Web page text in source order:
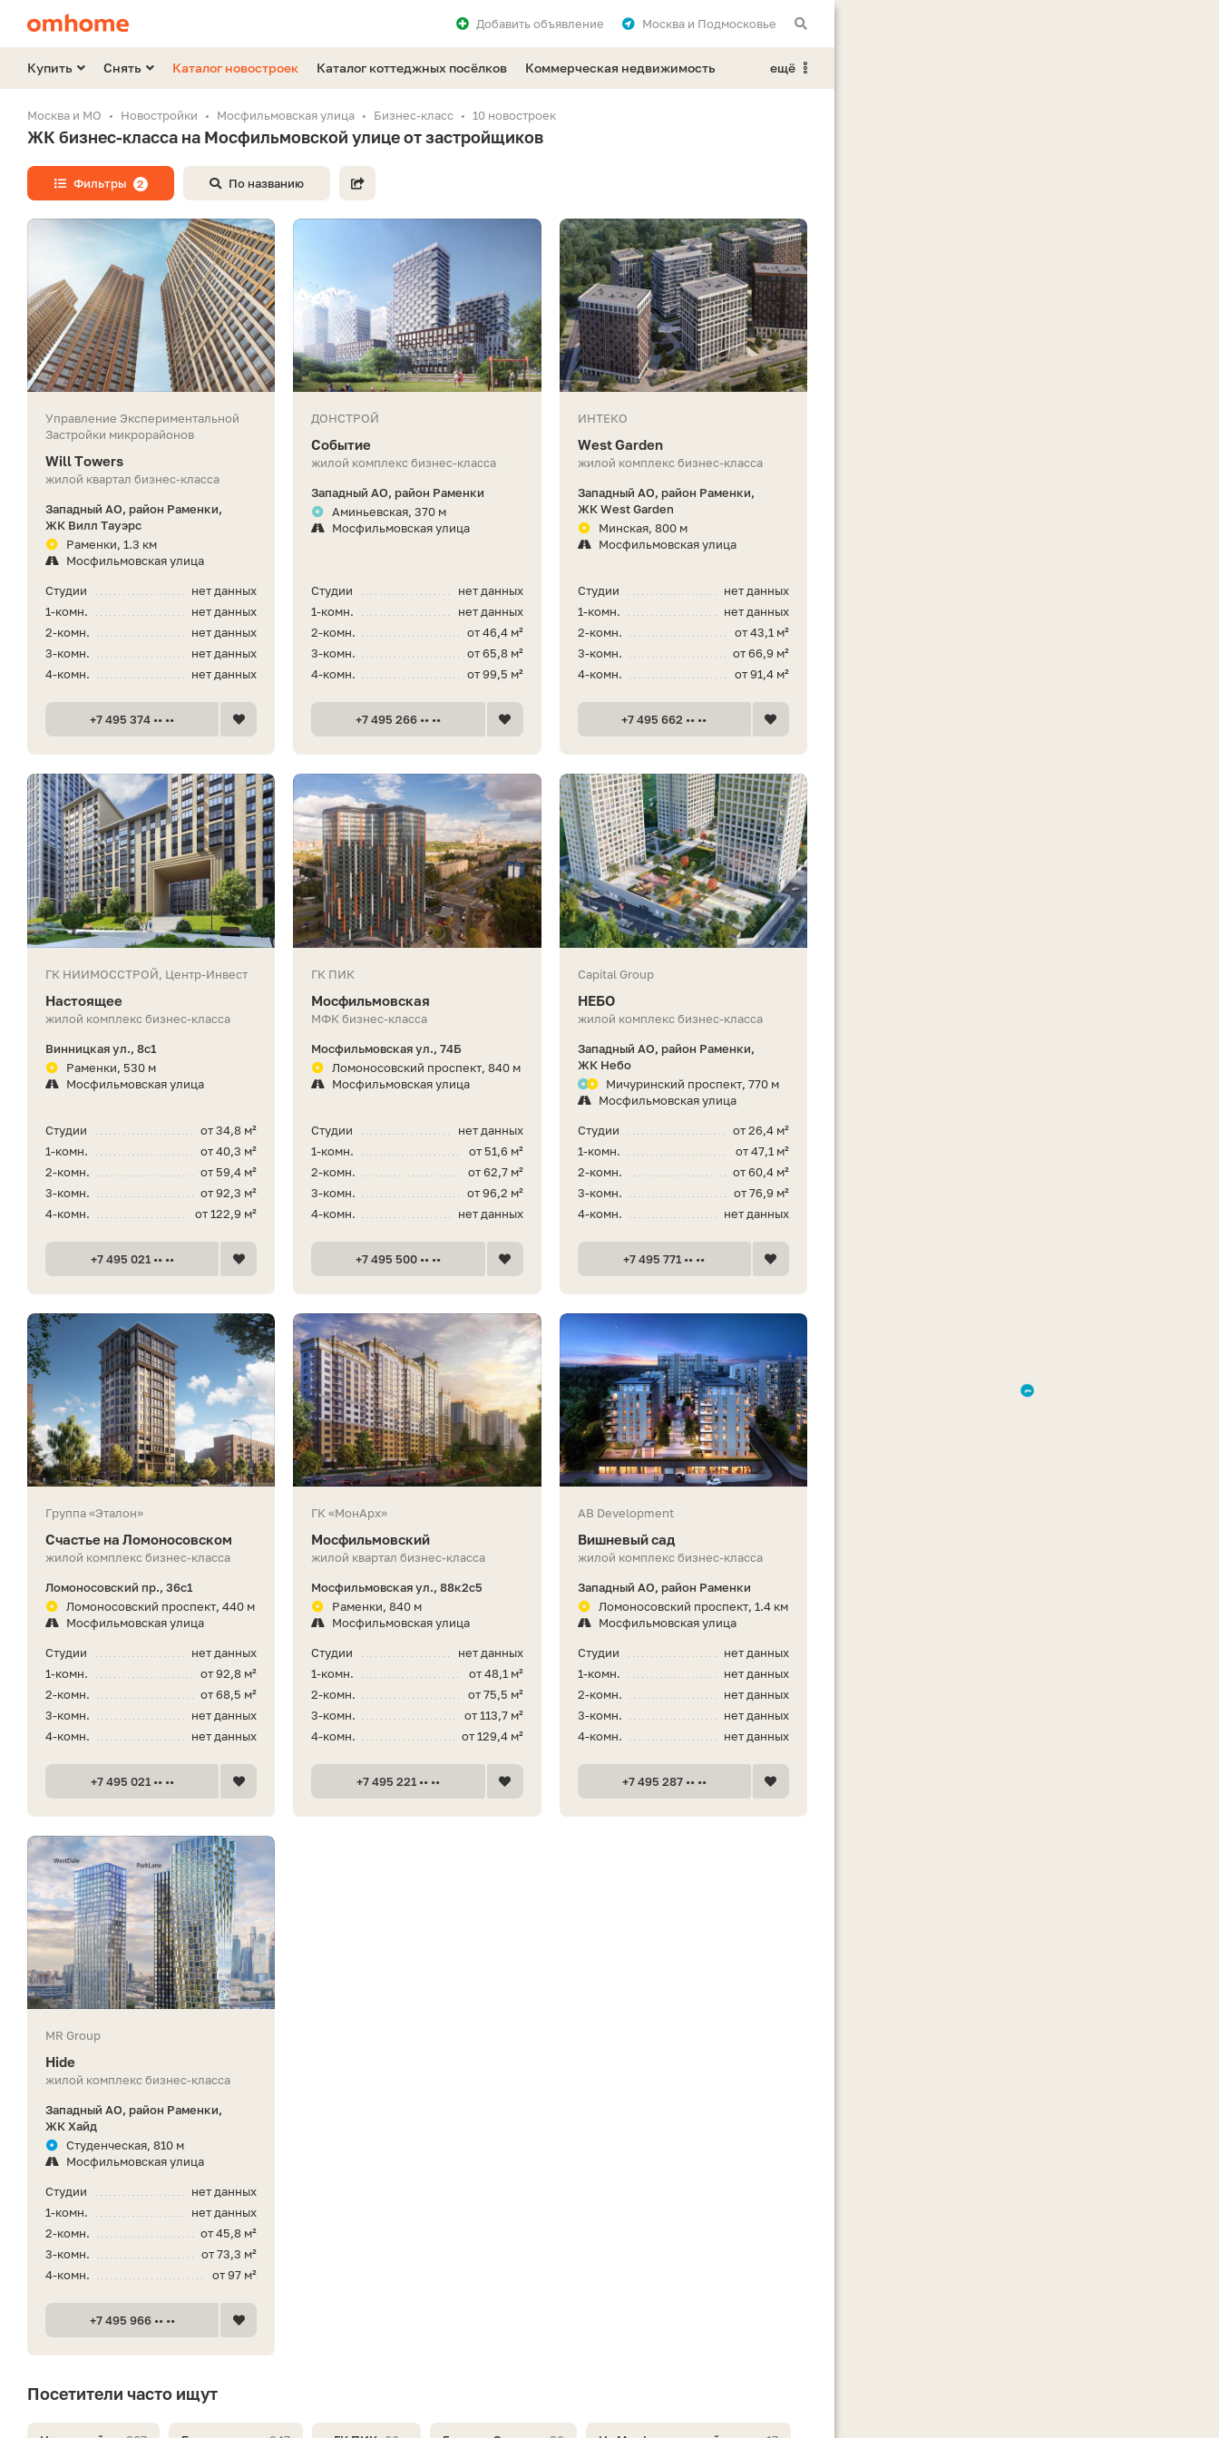
Москва и Подмосковье
Добавитьобъявление
Купить Снять Каталог новостроек Каталог коттеджных посёлков Коммерческая недвижимость ещё
Москва и МО Новостройки Мосфильмовская улица Бизнес-класс 10 новостроек
ЖК бизнес-класса на Мосфильмовской улице от застройщиков
Фильтры 2 По названию
Посетители часто ищут
Управление Экспериментальной
Застройки микрорайонов
Will Towers
жилой квартал бизнес-класса
Западный АО, район Раменки,
ЖК Вилл Тауэрс
Раменки, 1.3 км
Мосфильмовская улица
нет данных
Студии
нет данных
1-комн.
нет данных
2-комн.
нет данных
3-комн.
нет данных
4-комн.
+7 495 374 •• ••
ДОНСТРОЙ
Событие
жилой комплекс бизнес-класса
Западный АО, район Раменки
Аминьевская, 370 м
Мосфильмовская улица
нет данных
Студии
нет данных
1-комн.
от 46,4 м²
2-комн.
от 65,8 м²
3-комн.
от 99,5 м²
4-комн.
+7 495 266 •• ••
ИНТЕКО
West Garden
жилой комплекс бизнес-класса
Западный АО, район Раменки,
ЖК West Garden
Минская, 800 м
Мосфильмовская улица
нет данных
Студии
нет данных
1-комн.
от 43,1 м²
2-комн.
от 66,9 м²
3-комн.
от 91,4 м²
4-комн.
+7 495 662 •• ••
ГК НИИМОССТРОЙ, Центр-Инвест
Настоящее
жилой комплекс бизнес-класса
Винницкая ул., 8с1
Раменки, 530 м
Мосфильмовская улица
от 34,8 м²
Студии
от 40,3 м²
1-комн.
от 59,4 м²
2-комн.
от 92,3 м²
3-комн.
от 122,9 м²
4-комн.
+7 495 021 •• ••
ГК ПИК
Мосфильмовская
МФК бизнес-класса
Мосфильмовская ул., 74Б
Ломоносовский проспект, 840 м
Мосфильмовская улица
нет данных
Студии
от 51,6 м²
1-комн.
от 62,7 м²
2-комн.
от 96,2 м²
3-комн.
нет данных
4-комн.
+7 495 500 •• ••
Capital Group
НЕБО
жилой комплекс бизнес-класса
Западный АО, район Раменки,
ЖК Небо
Мичуринский проспект, 770 м
Мосфильмовская улица
от 26,4 м²
Студии
от 47,1 м²
1-комн.
от 60,4 м²
2-комн.
от 76,9 м²
3-комн.
нет данных
4-комн.
+7 495 771 •• ••
Группа «Эталон»
Счастье на Ломоносовском
жилой комплекс бизнес-класса
Ломоносовский пр., 36с1
Ломоносовский проспект, 440 м
Мосфильмовская улица
нет данных
Студии
от 92,8 м²
1-комн.
от 68,5 м²
2-комн.
нет данных
3-комн.
нет данных
4-комн.
+7 495 021 •• ••
ГК «МонАрх»
Мосфильмовский
жилой квартал бизнес-класса
Мосфильмовская ул., 88к2с5
Раменки, 840 м
Мосфильмовская улица
нет данных
Студии
от 48,1 м²
1-комн.
от 75,5 м²
2-комн.
от 113,7 м²
3-комн.
от 129,4 м²
4-комн.
+7 495 221 •• ••
AB Development
Вишневый сад
жилой комплекс бизнес-класса
Западный АО, район Раменки
Ломоносовский проспект, 1.4 км
Мосфильмовская улица
нет данных
Студии
нет данных
1-комн.
нет данных
2-комн.
нет данных
3-комн.
нет данных
4-комн.
+7 495 287 •• ••
MR Group
Hide
жилой комплекс бизнес-класса
Западный АО, район Раменки,
ЖК Хайд
Студенческая, 810 м
Мосфильмовская улица
нет данных
Студии
нет данных
1-комн.
от 45,8 м²
2-комн.
от 73,3 м²
3-комн.
от 97 м²
4-комн.
+7 495 966 •• ••